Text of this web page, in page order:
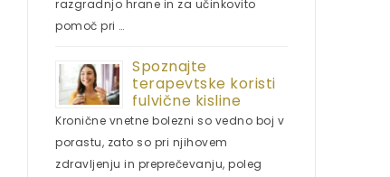
razgradnjo hrane in za učinkovito
pomoč pri …
Spoznajte
terapevtske koristi
fulvične kisline
Kronične vnetne bolezni so vedno boj v
porastu, zato so pri njihovem
zdravljenju in preprečevanju, poleg